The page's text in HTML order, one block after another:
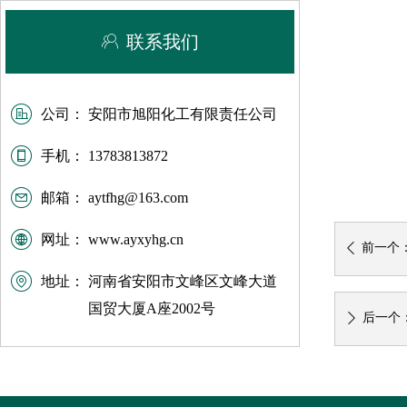
ꁘ 联系我们
公司： 安阳市旭阳化工有限责任公司
手机： 13783813872
邮箱： aytfhg@163.com
网址： www.ayxyhg.cn
地址：
河南省安阳市文峰区文峰大道
国贸大厦A座2002号
ꄴ 前一个：
ꄲ 后一个：